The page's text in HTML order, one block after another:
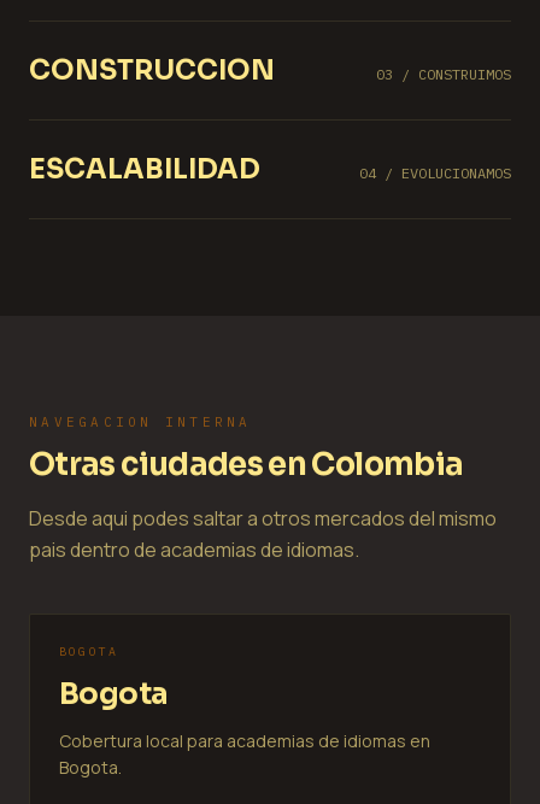
CONSTRUCCION 03 / CONSTRUIMOS
ESCALABILIDAD 04 / EVOLUCIONAMOS
NAVEGACION INTERNA
Otras ciudades en Colombia
Desde aqui podes saltar a otros mercados del mismo
pais dentro de academias de idiomas.
BOGOTA
Bogota
Cobertura local para academias de idiomas en
Bogota.